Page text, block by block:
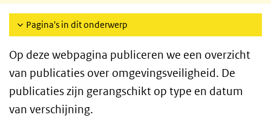
Pagina's in dit onderwerp
Op deze webpagina publiceren we een overzicht
van publicaties over omgevingsveiligheid. De
publicaties zijn gerangschikt op type en datum
van verschijning.